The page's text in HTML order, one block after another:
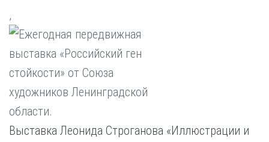
,
Выставка Леонида Строганова «Иллюстрации и